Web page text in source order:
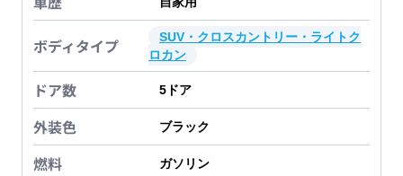
ボディタイプ
SUV・クロスカントリー・ライトク
ロカン
ドア数 5 ドア
外装色 ブラック
燃料 ガソリン